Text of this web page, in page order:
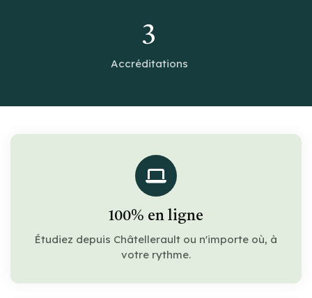
3
Accréditations
100% en ligne
Étudiez depuis Châtellerault ou n'importe où, à
votre rythme.